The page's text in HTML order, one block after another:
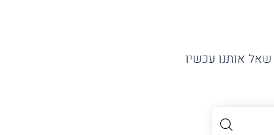
שאל אותנו עכשיו